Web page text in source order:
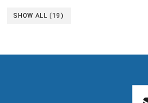
SHOW ALL (19)